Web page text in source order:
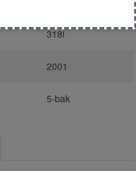
318i
2001
5-bak